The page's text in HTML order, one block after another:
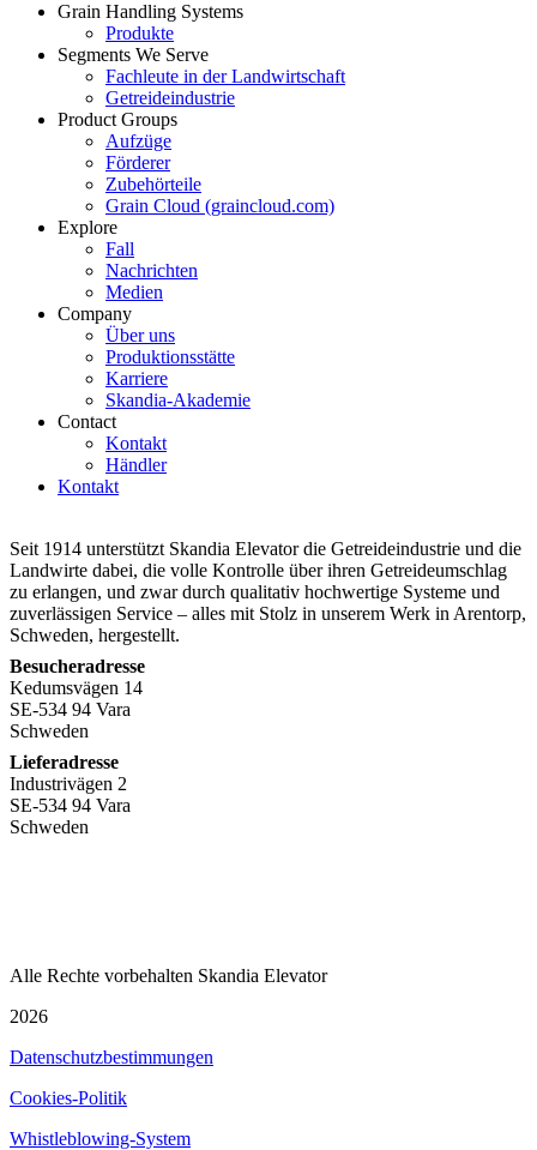
Grain Handling Systems
Produkte
Segments We Serve
Fachleute in der Landwirtschaft
Getreideindustrie
Product Groups
Aufzüge
Förderer
Zubehörteile
Grain Cloud (graincloud.com)
Explore
Fall
Nachrichten
Medien
Company
Über uns
Produktionsstätte
Karriere
Skandia-Akademie
Contact
Kontakt
Händler
Kontakt
Seit 1914 unterstützt Skandia Elevator die Getreideindustrie und die
Landwirte dabei, die volle Kontrolle über ihren Getreideumschlag
zu erlangen, und zwar durch qualitativ hochwertige Systeme und
zuverlässigen Service – alles mit Stolz in unserem Werk in Arentorp,
Schweden, hergestellt.
Besucheradresse
Kedumsvägen 14
SE-534 94 Vara
Schweden
Lieferadresse
Industrivägen 2
SE-534 94 Vara
Schweden
Alle Rechte vorbehalten Skandia Elevator
2026
Datenschutzbestimmungen
Cookies-Politik
Whistleblowing-System